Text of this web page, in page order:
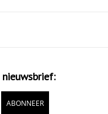
ABONNEER